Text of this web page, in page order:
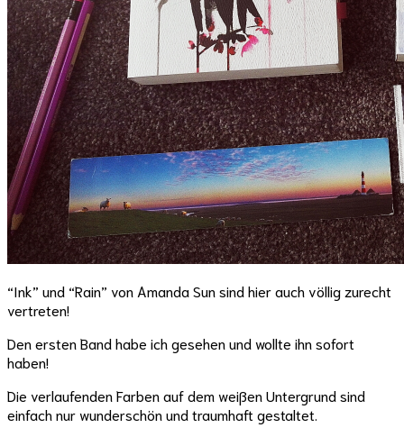
“Ink” und “Rain” von Amanda Sun sind hier auch völlig zurecht
vertreten!
Den ersten Band habe ich gesehen und wollte ihn sofort
haben!
Die verlaufenden Farben auf dem weißen Untergrund sind
einfach nur wunderschön und traumhaft gestaltet.